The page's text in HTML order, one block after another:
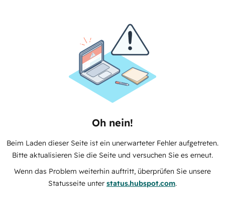
Oh nein!
Beim Laden dieser Seite ist ein unerwarteter Fehler aufgetreten.
Bitte aktualisieren Sie die Seite und versuchen Sie es erneut.
Wenn das Problem weiterhin auftritt, überprüfen Sie unsere
Statusseite unter status.hubspot.com.